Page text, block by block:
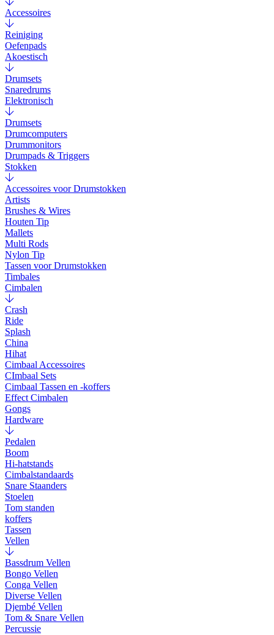
Accessoires
Reiniging
Oefenpads
Akoestisch
Drumsets
Snaredrums
Elektronisch
Drumsets
Drumcomputers
Drummonitors
Drumpads & Triggers
Stokken
Accessoires voor Drumstokken
Artists
Brushes & Wires
Houten Tip
Mallets
Multi Rods
Nylon Tip
Tassen voor Drumstokken
Timbales
Cimbalen
Crash
Ride
Splash
China
Hihat
Cimbaal Accessoires
CImbaal Sets
Cimbaal Tassen en -koffers
Effect Cimbalen
Gongs
Hardware
Pedalen
Boom
Hi-hatstands
Cimbalstandaards
Snare Staanders
Stoelen
Tom standen
koffers
Tassen
Vellen
Bassdrum Vellen
Bongo Vellen
Conga Vellen
Diverse Vellen
Djembé Vellen
Tom & Snare Vellen
Percussie